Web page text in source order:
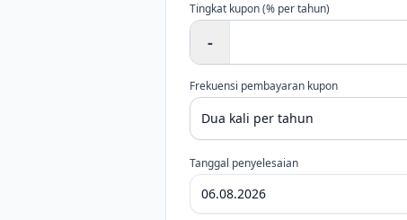
Tingkat kupon (% per tahun)
-
Frekuensi pembayaran kupon
Tanggal penyelesaian